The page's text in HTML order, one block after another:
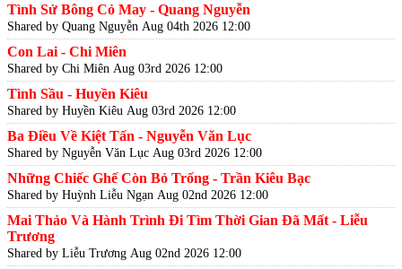
Tình Sử Bông Cỏ May - Quang Nguyễn
Shared by Quang Nguyễn Aug 04th 2026 12:00
Con Lai - Chi Miên
Shared by Chi Miên Aug 03rd 2026 12:00
Tình Sầu - Huyền Kiêu
Shared by Huyền Kiêu Aug 03rd 2026 12:00
Ba Điều Về Kiệt Tấn - Nguyễn Văn Lục
Shared by Nguyễn Văn Lục Aug 03rd 2026 12:00
Những Chiếc Ghế Còn Bỏ Trống - Trần Kiêu Bạc
Shared by Huỳnh Liễu Ngạn Aug 02nd 2026 12:00
Mai Thảo Và Hành Trình Đi Tìm Thời Gian Đã Mất - Liễu
Trương
Shared by Liễu Trương Aug 02nd 2026 12:00